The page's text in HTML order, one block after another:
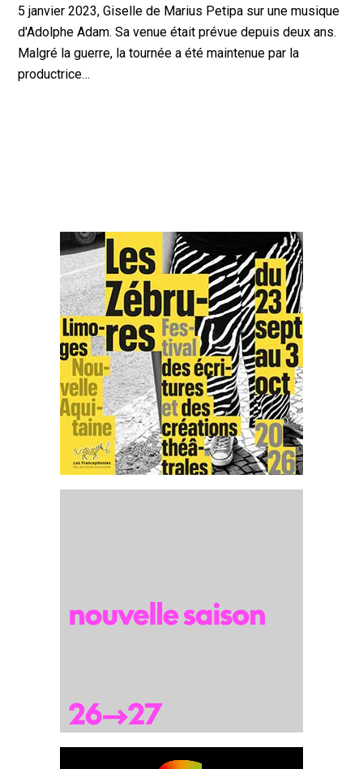
5 janvier 2023, Giselle de Marius Petipa sur une musique
d'Adolphe Adam. Sa venue était prévue depuis deux ans.
Malgré la guerre, la tournée a été maintenue par la
productrice…